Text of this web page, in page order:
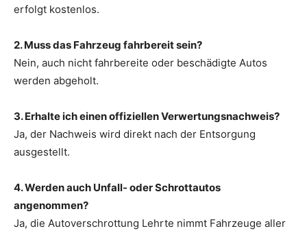
erfolgt kostenlos.
2. Muss das Fahrzeug fahrbereit sein?
Nein, auch nicht fahrbereite oder beschädigte Autos
werden abgeholt.
3. Erhalte ich einen offiziellen Verwertungsnachweis?
Ja, der Nachweis wird direkt nach der Entsorgung
ausgestellt.
4. Werden auch Unfall- oder Schrottautos
angenommen?
Ja, die Autoverschrottung Lehrte nimmt Fahrzeuge aller